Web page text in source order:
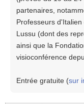
partenaires,
Professeurs
Lussu (dont des
ainsi que la
visioconférence
Entrée gratuite (sur